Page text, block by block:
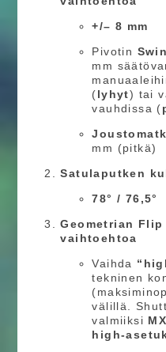
+/– 8 mm
Pivotin
mm
(lyhyt) tai
vauhdissa (
mm (pitkä)
Satulaputken
78° / 76,5°
Geometrian
vaihtoehtoa
Vaihda
tekninen
välillä.
valmiiksi
high-